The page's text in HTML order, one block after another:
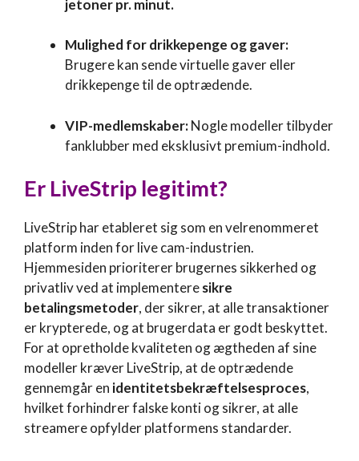
jetoner pr. minut.
Mulighed for drikkepenge og gaver:
Brugere kan sende virtuelle gaver eller
drikkepenge til de optrædende.
VIP-medlemskaber:Nogle modeller tilbyder
fanklubber med eksklusivt premium-indhold.
Er LiveStrip legitimt?
LiveStrip har etableret sig som en velrenommeret
platform inden for live cam-industrien.
Hjemmesiden prioriterer brugernes sikkerhed og
privatliv ved at implementeresikre
betalingsmetoder, der sikrer, at alle transaktioner
er krypterede, og at brugerdata er godt beskyttet.
For at opretholde kvaliteten og ægtheden af sine
modeller kræver LiveStrip, at de optrædende
gennemgår en identitetsbekræftelsesproces,
hvilket forhindrer falske konti og sikrer, at alle
streamere opfylder platformens standarder.